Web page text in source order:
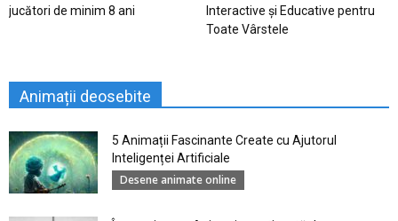
jucători de minim 8 ani
Interactive și Educative pentru
Toate Vârstele
Animații deosebite
5 Animații Fascinante Create cu Ajutorul
Inteligenței Artificiale
Desene animate online